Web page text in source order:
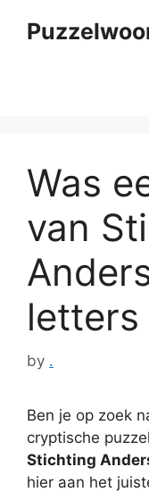
Was
van
letters
by .
Ben je op zoek
cryptische puzzel
Stichting
hier aan het